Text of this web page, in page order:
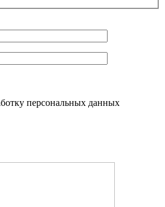
персональных данных